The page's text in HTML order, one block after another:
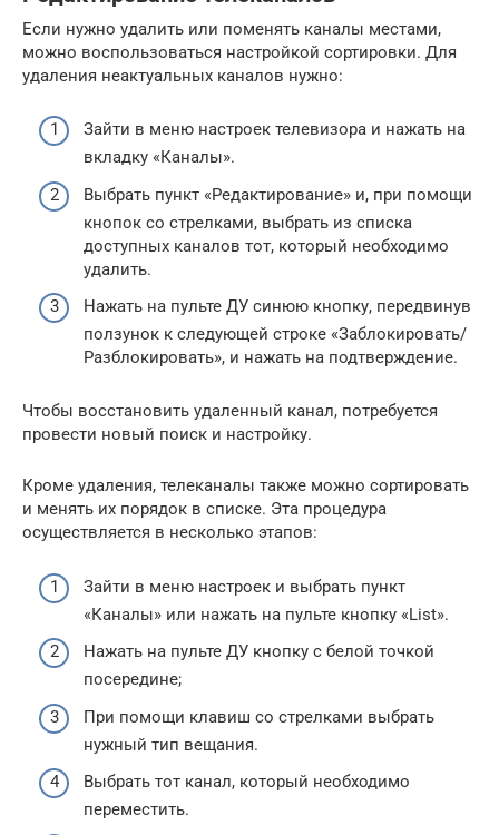
Если нужно удалить или поменять каналы местами,
можно воспользоваться настройкой сортировки. Для
удаления неактуальных каналов нужно:
Зайти в меню настроек телевизора и нажать на
вкладку «Каналы».
Выбрать пункт «Редактирование» и, при помощи
кнопок со стрелками, выбрать из списка
доступных каналов тот, который необходимо
удалить.
Нажать на пульте ДУ синюю кнопку, передвинув
ползунок к следующей строке «Заблокировать/
Разблокировать», и нажать на подтверждение.
Чтобы восстановить удаленный канал, потребуется
провести новый поиск и настройку.
Кроме удаления, телеканалы также можно сортировать
и менять их порядок в списке. Эта процедура
осуществляется в несколько этапов:
Зайти в меню настроек и выбрать пункт
«Каналы» или нажать на пульте кнопку «List».
Нажать на пульте ДУ кнопку с белой точкой
посередине;
При помощи клавиш со стрелками выбрать
нужный тип вещания.
Выбрать тот канал, который необходимо
переместить.